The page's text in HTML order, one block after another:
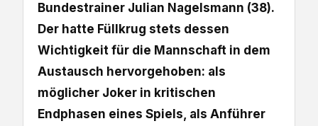
Bundestrainer Julian Nagelsmann (38).
Der hatte Füllkrug stets dessen
Wichtigkeit für die Mannschaft in dem
Austausch hervorgehoben: als
möglicher Joker in kritischen
Endphasen eines Spiels, als Anführer